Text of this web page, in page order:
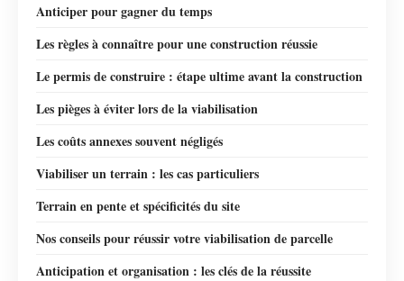
Anticiper pour gagner du temps
Les règles à connaître pour une construction réussie
Le permis de construire : étape ultime avant la construction
Les pièges à éviter lors de la viabilisation
Les coûts annexes souvent négligés
Viabiliser un terrain : les cas particuliers
Terrain en pente et spécificités du site
Nos conseils pour réussir votre viabilisation de parcelle
Anticipation et organisation : les clés de la réussite